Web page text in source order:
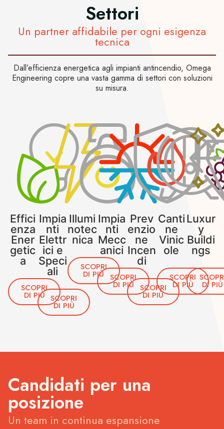
Settori
Un partner affidabile per ogni esigenza
tecnica
Dall’efficienza energetica agli impianti antincendio, Omega
Engineering copre una vasta gamma di settori con soluzioni
su misura.
Effici
enza
Ener
getic
a
SCOPRI
DI PIÙ
Impia
nti
Elettr
ici e
Speci
ali
SCOPRI
DI PIÙ
Illumi
notec
nica
SCOPRI
DI PIÙ
Impia
nti
Mecc
anici
SCOPRI
DI PIÙ
Prev
enzio
ne
Incen
di
SCOPRI
DI PIÙ
Canti
ne
Vinic
ole
SCOPRI
DI PIÙ
Luxur
y
Buildi
ngs
DI PIÙ
Candidati per una
posizione
Un team in continua espansione